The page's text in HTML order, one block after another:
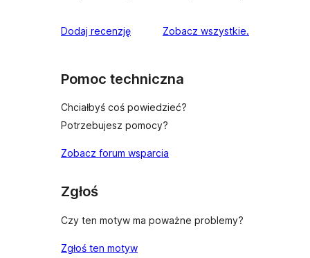
Dodaj recenzję Zobacz wszystkie.
Pomoc techniczna
Chciałbyś coś powiedzieć?
Potrzebujesz pomocy?
Zobacz forum wsparcia
Zgłoś
Czy ten motyw ma poważne problemy?
Zgłoś ten motyw